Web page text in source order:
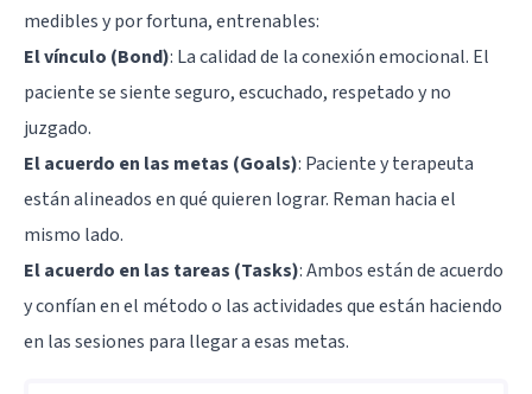
medibles y por fortuna, entrenables:
El vínculo (Bond): La calidad de la conexión emocional. El
paciente se siente seguro, escuchado, respetado y no
juzgado.
El acuerdo en las metas (Goals): Paciente y terapeuta
están alineados en qué quieren lograr. Reman hacia el
mismo lado.
El acuerdo en las tareas (Tasks): Ambos están de acuerdo
y confían en el método o las actividades que están haciendo
en las sesiones para llegar a esas metas.